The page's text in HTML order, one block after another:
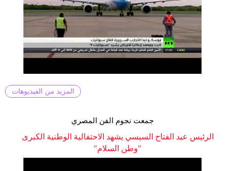
المزيد من الفيديوهات
جمعت نجوم الفن المصري
الرئيس عبد الفتاح السيسي يشهد الاحتفالية الوطنية الكبرى
"وطن السلام"